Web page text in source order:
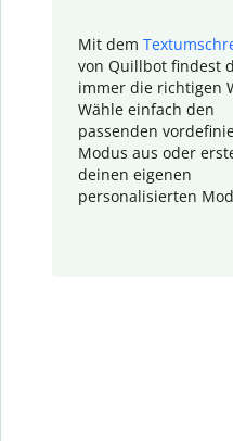
Mit dem
von Quillbot findest
immer die richtigen
Wähle einfach den
passenden
Modus aus oder
deinen eigenen
personalisierten